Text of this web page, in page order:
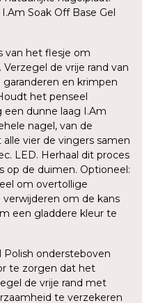
Soak Off Base Gel
van het flesje om
de vrije rand van
en krimpen
het penseel
een dunne laag I.Am
nagel, van de
vier de vingers samen
LED. Herhaal dit proces
op de duimen. Optioneel:
om overtollige
om de kans
een gladdere kleur te
Polish ondersteboven
te zorgen dat het
de vrije rand met
te verzekeren